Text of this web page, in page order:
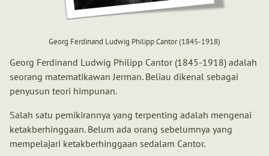
Georg Ferdinand Ludwig Philipp Cantor (1845-1918)
Georg Ferdinand Ludwig Philipp Cantor (1845-1918) adalah
seorang matematikawan Jerman. Beliau dikenal sebagai
penyusun teori himpunan.
Salah satu pemikirannya yang terpenting adalah mengenai
ketakberhinggaan. Belum ada orang sebelumnya yang
mempelajari ketakberhinggaan sedalam Cantor.